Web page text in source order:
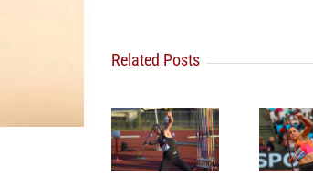
Related Posts
Adriana
Vilagoš treća
na mitingu
Dijamantske